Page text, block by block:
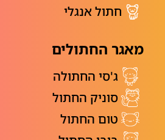
חתול אנגלי
מאגר החתולים
ג'סי החתולה
סוניק החתול
טום החתול